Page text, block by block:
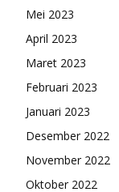
Mei 2023
April 2023
Maret 2023
Februari 2023
Januari 2023
Desember 2022
November 2022
Oktober 2022